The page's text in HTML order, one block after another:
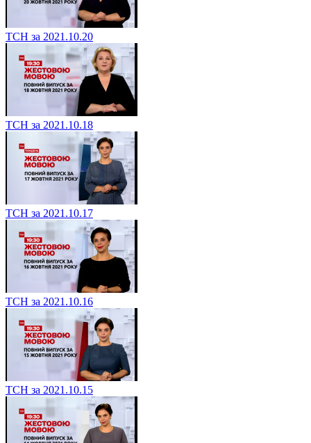
ТСН за 2021.10.20
ТСН за 2021.10.18
ТСН за 2021.10.17
ТСН за 2021.10.16
ТСН за 2021.10.15